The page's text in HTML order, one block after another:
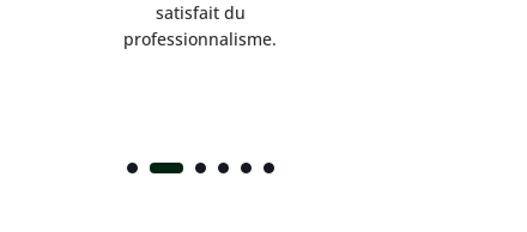
satisfait du
professionnalisme.